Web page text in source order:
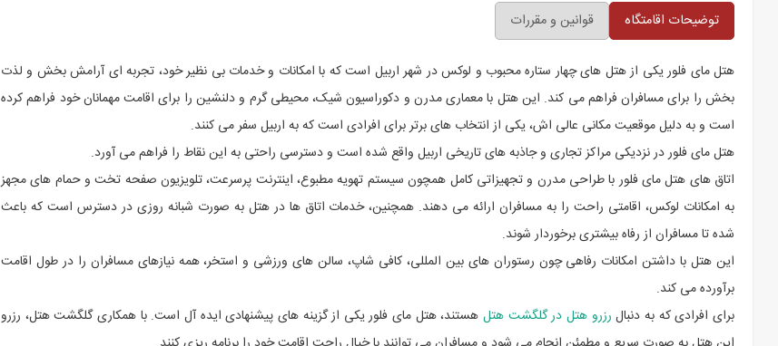
توضیحات اقامتگاه قوانین و مقررات
هتل مای فلور یکی از هتل های چهار ستاره محبوب و لوکس در شهر اربیل است که با امکانات و خدمات بی نظیر خود، تجربه ای آرامش بخش و لذت
بخش را برای مسافران فراهم می کند. این هتل با معماری مدرن و دکوراسیون شیک، محیطی گرم و دلنشین را برای اقامت مهمانان خود فراهم کرده
است و به دلیل موقعیت مکانی عالی اش، یکی از انتخاب های برتر برای افرادی است که به اربیل سفر می کنند.
هتل مای فلور در نزدیکی مراکز تجاری و جاذبه های تاریخی اربیل واقع شده است و دسترسی راحتی به این نقاط را فراهم می آورد.
اتاق های هتل مای فلور با طراحی مدرن و تجهیزاتی کامل همچون سیستم تهویه مطبوع، اینترنت پرسرعت، تلویزیون صفحه تخت و حمام های مجهز
به امکانات لوکس، اقامتی راحت را به مسافران ارائه می دهند. همچنین، خدمات اتاق ها در هتل به صورت شبانه روزی در دسترس است که باعث
شده تا مسافران از رفاه بیشتری برخوردار شوند.
این هتل با داشتن امکانات رفاهی چون رستوران های بین المللی، کافی شاپ، سالن های ورزشی و استخر، همه نیازهای مسافران را در طول اقامت
برآورده می کند.
برای افرادی که به دنبال رزرو هتل در گلگشت هتلهستند، هتل مای فلور یکی از گزینه های پیشنهادی ایده آل است. با همکاری گلگشت هتل، رزرو